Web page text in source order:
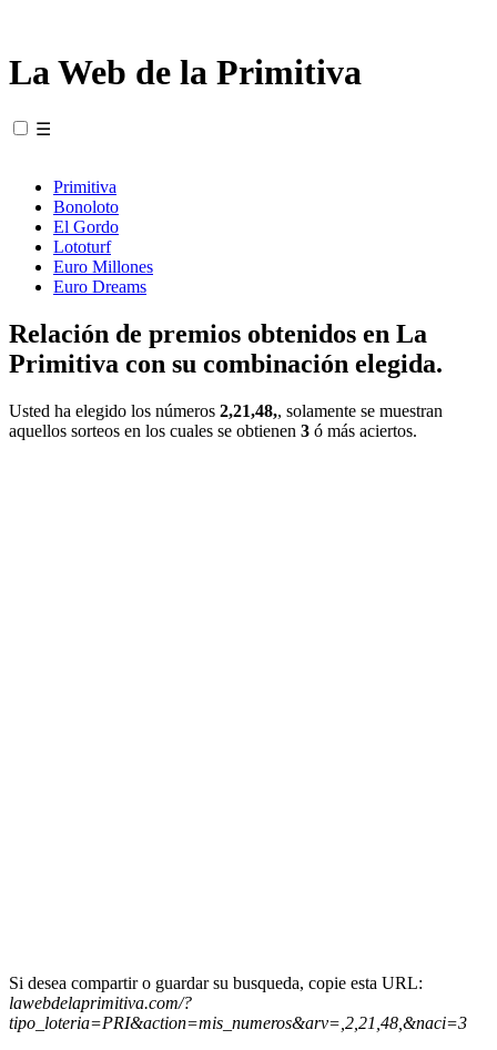
La Web de la Primitiva
☰
Primitiva
Bonoloto
El Gordo
Lototurf
Euro Millones
Euro Dreams
Relación de premios obtenidos en La
Primitiva con su combinación elegida.
Usted ha elegido los números 2,21,48,, solamente se muestran
aquellos sorteos en los cuales se obtienen 3 ó más aciertos.
Si desea compartir o guardar su busqueda, copie esta URL:
lawebdelaprimitiva.com/?
tipo_loteria=PRI&action=mis_numeros&arv=,2,21,48,&naci=3